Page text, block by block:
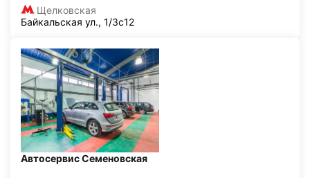
Щелковская
Байкальская ул., 1/3с12
Автосервис Семеновская